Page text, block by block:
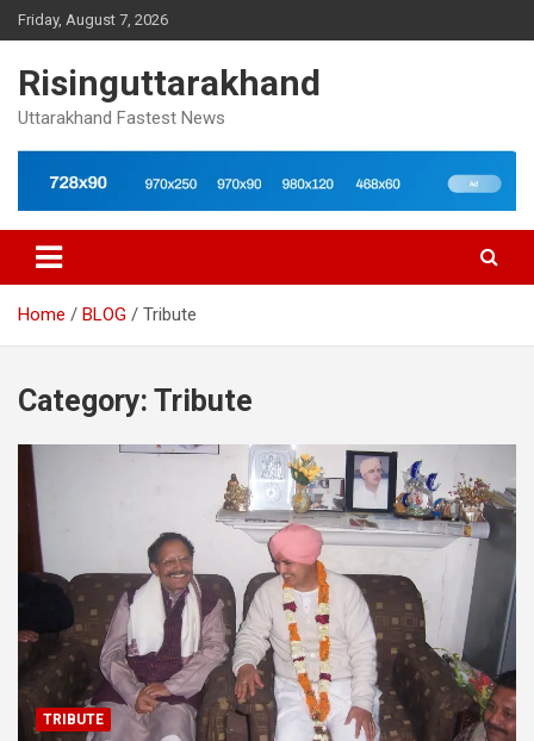
Skip
to
Friday, August 7, 2026
Risinguttarakhand
Uttarakhand Fastest News
Home BLOG Tribute
Category: Tribute
TRIBUTE